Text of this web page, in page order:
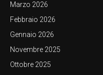
Marzo 2026
Febbraio 2026
Gennaio 2026
Novembre 2025
Ottobre 2025